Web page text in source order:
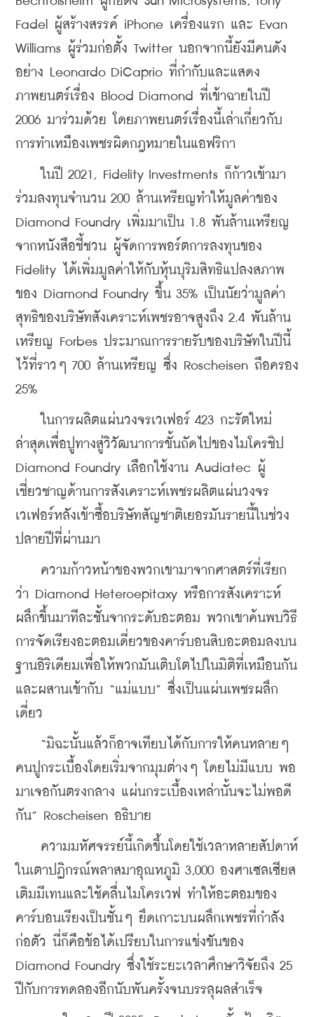
Fadel ผู้สร้างสรรค์ iPhone เครื่องแรก และ Evan
Williams ผู้ร่วมก่อตั้ง Twitter นอกจากนี้ยังมีคนดัง
อย่าง Leonardo DiCaprio ที่กำกับและแสดง
ภาพยนตร์เรื่อง Blood Diamond ที่เข้าฉายในปี
2006 มาร่วมด้วย โดยภาพยนตร์เรื่องนี้เล่าเกี่ยวกับ
การทำเหมืองเพชรผิดกฎหมายในแอฟริกา
ในปี 2021, Fidelity Investments ก็ก้าวเข้ามา
ร่วมลงทุนจำนวน 200 ล้านเหรียญทำให้มูลค่าของ
Diamond Foundry เพิ่มมาเป็น 1.8 พันล้านเหรียญ
จากหนังสือชี้ชวน ผู้จัดการพอร์ตการลงทุนของ
Fidelity ได้เพิ่มมูลค่าให้กับหุ้นบุริมสิทธิแปลงสภาพ
ของ Diamond Foundry ขึ้น 35% เป็นนัยว่ามูลค่า
สุทธิของบริษัทสังเคราะห์เพชรอาจสูงถึง 2.4 พันล้าน
เหรียญ Forbes ประมาณการรายรับของบริษัทในปีนี้
ไว้ที่ราวๆ 700 ล้านเหรียญ ซึ่ง Roscheisen ถือครอง
25%
ในการผลิตแผ่นวงจรเวเฟอร์ 423 กะรัตใหม่
ล่าสุดเพื่อปูทางสู่วิวัฒนาการขั้นถัดไปของไมโครชิป
Diamond Foundry เลือกใช้งาน Audiatec ผู้
เชี่ยวชาญด้านการสังเคราะห์เพชรผลิตแผ่นวงจร
เวเฟอร์หลังเข้าซื้อบริษัทสัญชาติเยอรมันรายนี้ในช่วง
ปลายปีที่ผ่านมา
ความก้าวหน้าของพวกเขามาจากศาสตร์ที่เรียก
ว่า Diamond Heteroepitaxy หรือการสังเคราะห์
ผลึกขึ้นมาทีละชั้นจากระดับอะตอม พวกเขาค้นพบวิธี
การจัดเรียงอะตอมเดี่ยวของคาร์บอนสิบอะตอมลงบน
ฐานอิริเดียมเพื่อให้พวกมันเติบโตไปในมิติที่เหมือนกัน
และผสานเข้ากับ “แม่แบบ” ซึ่งเป็นแผ่นเพชรผลึก
เดี่ยว
“มิฉะนั้นแล้วก็อาจเทียบได้กับการให้คนหลายๆ
คนปูกระเบื้องโดยเริ่มจากมุมต่างๆ โดยไม่มีแบบ พอ
มาเจอกันตรงกลาง แผ่นกระเบื้องเหล่านั้นจะไม่พอดี
กัน” Roscheisen อธิบาย
ความมหัศจรรย์นี้เกิดขึ้นโดยใช้เวลาหลายสัปดาห์
ในเตาปฏิกรณ์พลาสมาอุณหภูมิ 3,000 องศาเซลเซียส
เติมมีเทนและใช้คลื่นไมโครเวฟ ทำให้อะตอมของ
คาร์บอนเรียงเป็นชั้นๆ ยึดเกาะบนผลึกเพชรที่กำลัง
ก่อตัว นี่ก็คือข้อได้เปรียบในการแข่งขันของ
Diamond Foundry ซึ่งใช้ระยะเวลาศึกษาวิจัยถึง 25
ปีกับการทดลองอีกนับพันครั้งจนบรรลุผลสำเร็จ